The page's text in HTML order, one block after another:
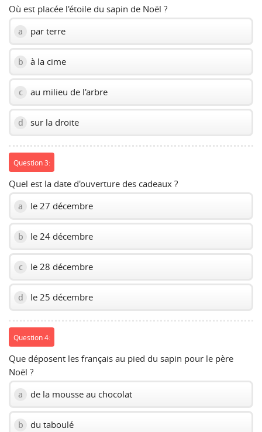
Où est placée l'étoile du sapin de Noël ?
a par terre
b à la cime
c au milieu de l'arbre
d sur la droite
Question 3:
Quel est la date d'ouverture des cadeaux ?
a le 27 décembre
b le 24 décembre
c le 28 décembre
d le 25 décembre
Question 4:
Que déposent les français au pied du sapin pour le père
Noël ?
a de la mousse au chocolat
b du taboulé